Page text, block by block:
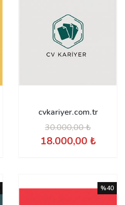
cvkariyer.com.tr
30.000,00 ₺
18.000,00 ₺
%40